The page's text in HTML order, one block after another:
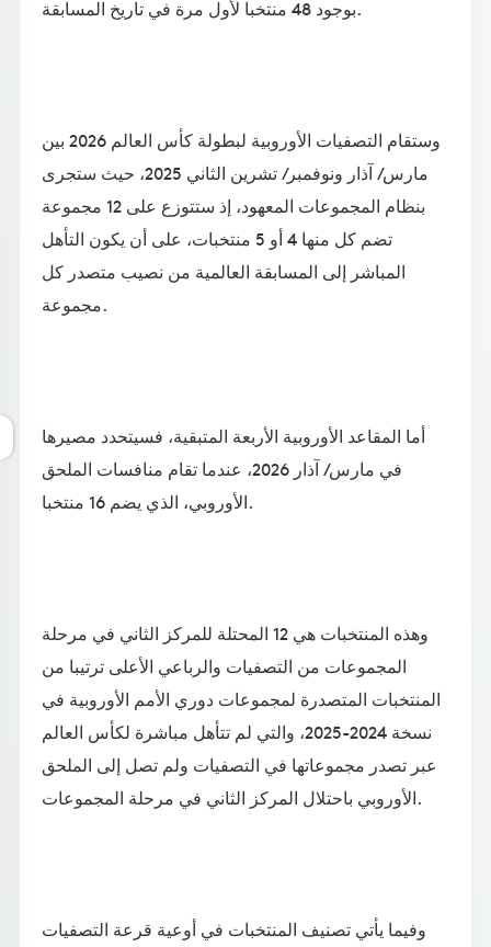
بوجود 48 منتخبا لأول مرة في تاريخ المسابقة.
وستقام التصفيات الأوروبية لبطولة كأس العالم 2026 بين
مارس/ آذار ونوفمبر/ تشرين الثاني 2025، حيث ستجرى
بنظام المجموعات المعهود، إذ ستتوزع على 12 مجموعة
تضم كل منها 4 أو 5 منتخبات، على أن يكون التأهل
المباشر إلى المسابقة العالمية من نصيب متصدر كل
مجموعة.
أما المقاعد الأوروبية الأربعة المتبقية، فسيتحدد مصيرها
في مارس/ آذار 2026، عندما تقام منافسات الملحق
الأوروبي، الذي يضم 16 منتخبا.
وهذه المنتخبات هي 12 المحتلة للمركز الثاني في مرحلة
المجموعات من التصفيات والرباعي الأعلى ترتيبا من
المنتخبات المتصدرة لمجموعات دوري الأمم الأوروبية في
نسخة 2024-2025، والتي لم تتأهل مباشرة لكأس العالم
عبر تصدر مجموعاتها في التصفيات ولم تصل إلى الملحق
الأوروبي باحتلال المركز الثاني في مرحلة المجموعات.
وفيما يأتي تصنيف المنتخبات في أوعية قرعة التصفيات